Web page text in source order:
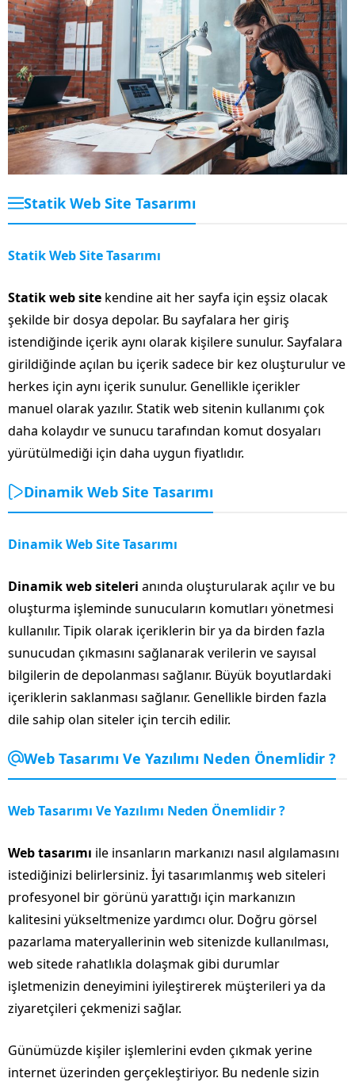
Statik Web Site Tasarımı
Statik Web Site Tasarımı
Statik web site kendine ait her sayfa için eşsiz olacak
şekilde bir dosya depolar. Bu sayfalara her giriş
istendiğinde içerik aynı olarak kişilere sunulur. Sayfalara
girildiğinde açılan bu içerik sadece bir kez oluşturulur ve
herkes için aynı içerik sunulur. Genellikle içerikler
manuel olarak yazılır. Statik web sitenin kullanımı çok
daha kolaydır ve sunucu tarafından komut dosyaları
yürütülmediği için daha uygun fiyatlıdır.
Dinamik Web Site Tasarımı
Dinamik Web Site Tasarımı
Dinamik web siteleri anında oluşturularak açılır ve bu
oluşturma işleminde sunucuların komutları yönetmesi
kullanılır. Tipik olarak içeriklerin bir ya da birden fazla
sunucudan çıkmasını sağlanarak verilerin ve sayısal
bilgilerin de depolanması sağlanır. Büyük boyutlardaki
içeriklerin saklanması sağlanır. Genellikle birden fazla
dile sahip olan siteler için tercih edilir.
Web Tasarımı Ve Yazılımı Neden Önemlidir ?
Web Tasarımı Ve Yazılımı Neden Önemlidir ?
Web tasarımı ile insanların markanızı nasıl algılamasını
istediğinizi belirlersiniz. İyi tasarımlanmış web siteleri
profesyonel bir görünü yarattığı için markanızın
kalitesini yükseltmenize yardımcı olur. Doğru görsel
pazarlama materyallerinin web sitenizde kullanılması,
web sitede rahatlıkla dolaşmak gibi durumlar
işletmenizin deneyimini iyileştirerek müşterileri ya da
ziyaretçileri çekmenizi sağlar.
Günümüzde kişiler işlemlerini evden çıkmak yerine
internet üzerinden gerçekleştiriyor. Bu nedenle sizin